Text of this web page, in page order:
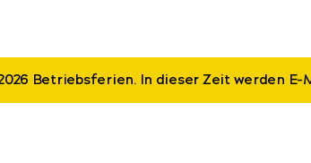
Betriebsferien. In dieser Zeit werden